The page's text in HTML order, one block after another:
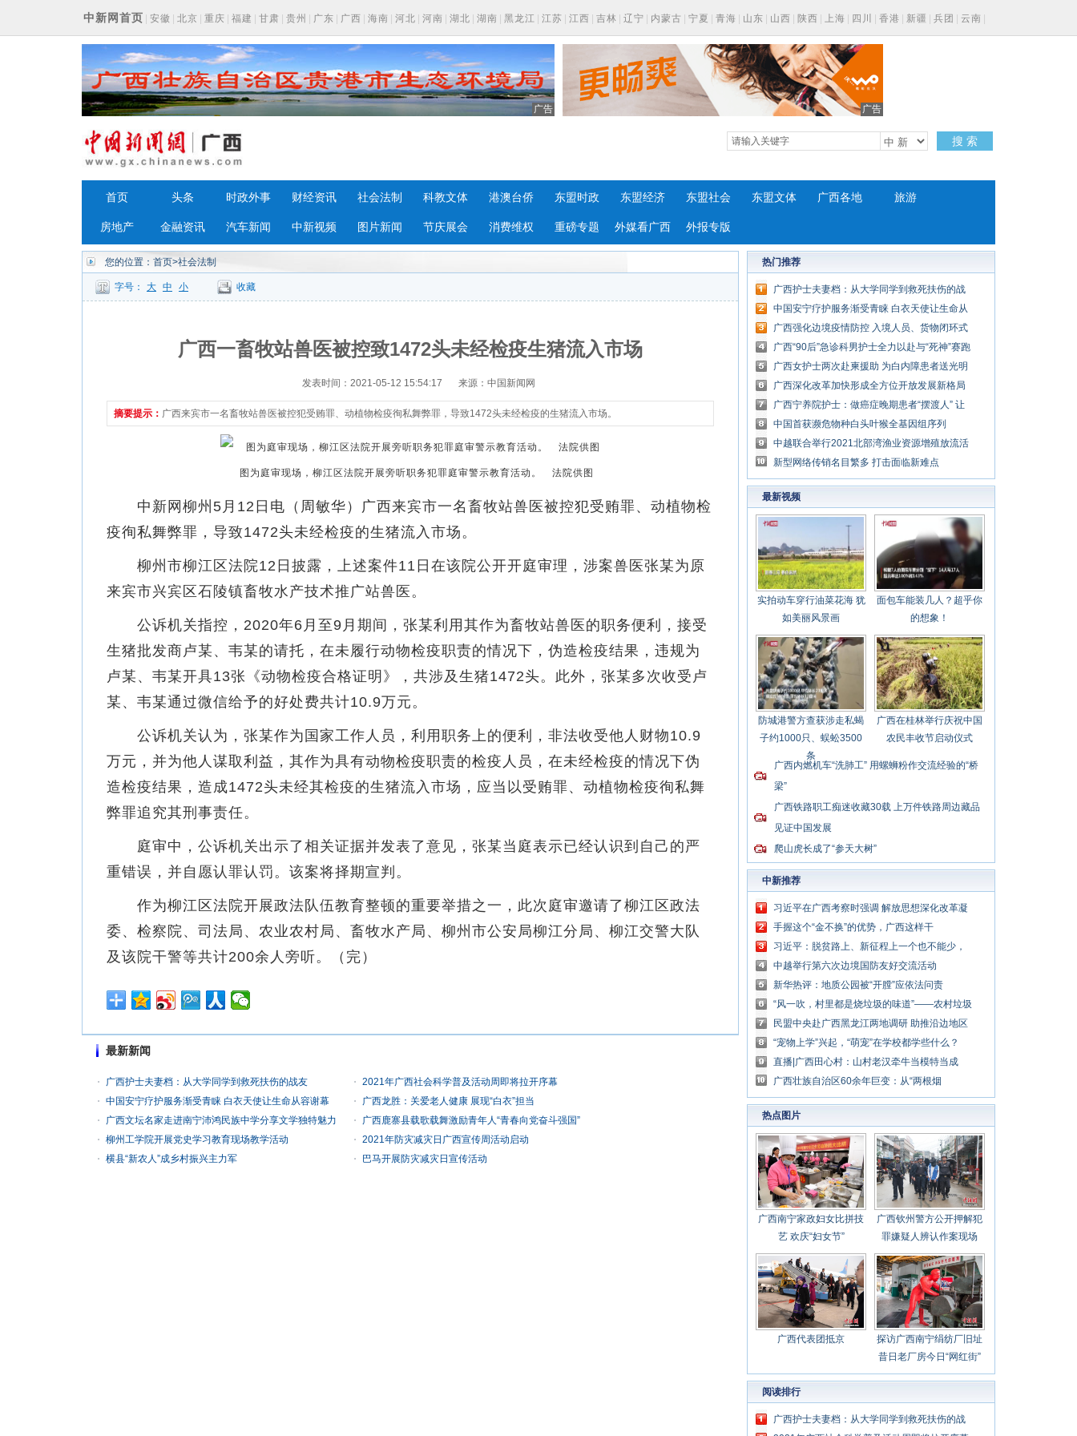
中新网首页 安徽 北京 重庆 福建 甘肃 贵州 广东 广西 海南 河北 河南 湖北 湖南 黑龙江 江苏 江西 吉林 辽宁 内蒙古 宁夏 青海 山东 山西 陕西 上海 四川 香港 新疆 兵团 云南
广告 广告
搜 索
首页 头条 时政外事 财经资讯 社会法制 科教文体 港澳台侨 东盟时政 东盟经济 东盟社会 东盟文体 广西各地 旅游
房地产 金融资讯 汽车新闻 中新视频 图片新闻 节庆展会 消费维权 重磅专题 外媒看广西 外报专版
您的位置： 首页>社会法制
字号： 大 中 小 收藏
广西一畜牧站兽医被控致1472头未经检疫生猪流入市场
发表时间：2021-05-12 15:54:17 来源：中国新闻网
摘要提示： 广西来宾市一名畜牧站兽医被控犯受贿罪、动植物检疫徇私舞弊罪，导致1472头未经检疫的生猪流入市场。
图为庭审现场，柳江区法院开展旁听职务犯罪庭审警示教育活动。 法院供图
中新网柳州5月12日电（周敏华）广西来宾市一名畜牧站兽医被控犯受贿罪、动植物检
疫徇私舞弊罪，导致1472头未经检疫的生猪流入市场。
柳州市柳江区法院12日披露，上述案件11日在该院公开开庭审理，涉案兽医张某为原
来宾市兴宾区石陵镇畜牧水产技术推广站兽医。
公诉机关指控，2020年6月至9月期间，张某利用其作为畜牧站兽医的职务便利，接受
生猪批发商卢某、韦某的请托，在未履行动物检疫职责的情况下，伪造检疫结果，违规为
卢某、韦某开具13张《动物检疫合格证明》，共涉及生猪1472头。此外，张某多次收受卢
某、韦某通过微信给予的好处费共计10.9万元。
公诉机关认为，张某作为国家工作人员，利用职务上的便利，非法收受他人财物10.9
万元，并为他人谋取利益，其作为具有动物检疫职责的检疫人员，在未经检疫的情况下伪
造检疫结果，造成1472头未经其检疫的生猪流入市场，应当以受贿罪、动植物检疫徇私舞
弊罪追究其刑事责任。
庭审中，公诉机关出示了相关证据并发表了意见，张某当庭表示已经认识到自己的严
重错误，并自愿认罪认罚。该案将择期宣判。
作为柳江区法院开展政法队伍教育整顿的重要举措之一，此次庭审邀请了柳江区政法
委、检察院、司法局、农业农村局、畜牧水产局、柳州市公安局柳江分局、柳江交警大队
及该院干警等共计200余人旁听。（完）
最新新闻
广西护士夫妻档：从大学同学到救死扶伤的战友
2021年广西社会科学普及活动周即将拉开序幕
中国安宁疗护服务渐受青睐 白衣天使让生命从容谢幕
广西龙胜：关爱老人健康 展现“白衣”担当
广西文坛名家走进南宁沛鸿民族中学分享文学独特魅力
广西鹿寨县载歌载舞激励青年人“青春向党奋斗强国”
柳州工学院开展党史学习教育现场教学活动
2021年防灾减灾日广西宣传周活动启动
横县“新农人”成乡村振兴主力军
巴马开展防灾减灾日宣传活动
热门推荐
广西护士夫妻档：从大学同学到救死扶伤的战
友
中国安宁疗护服务渐受青睐 白衣天使让生命从
容谢幕
广西强化边境疫情防控 入境人员、货物闭环式
管理
广西“90后”急诊科男护士全力以赴与“死神”赛跑
广西女护士两次赴柬援助 为白内障患者送光明
广西深化改革加快形成全方位开放发展新格局
广西宁养院护士：做癌症晚期患者“摆渡人” 让
生死两相安
中国首获濒危物种白头叶猴全基因组序列
中越联合举行2021北部湾渔业资源增殖放流活
动
新型网络传销名目繁多 打击面临新难点
最新视频
实拍动车穿行油菜花海 犹
如美丽风景画
面包车能装几人？超乎你
的想象！
防城港警方查获涉走私蝎
子约1000只、蜈蚣3500
条
广西在桂林举行庆祝中国
农民丰收节启动仪式
广西内燃机车“洗肺工” 用螺蛳粉作交流经验的“桥
梁”
广西铁路职工痴迷收藏30载 上万件铁路周边藏品
见证中国发展
爬山虎长成了“参天大树”
中新推荐
习近平在广西考察时强调 解放思想深化改革凝
心聚力担当实干 建设新时代中国特色社会主义
壮美
手握这个“金不换”的优势，广西这样干
习近平：脱贫路上、新征程上一个也不能少，
中国共产党说话算数
中越举行第六次边境国防友好交流活动
新华热评：地质公园被“开膛”应依法问责
“风一吹，村里都是烧垃圾的味道”——农村垃圾
处理谁来管？
民盟中央赴广西黑龙江两地调研 助推沿边地区
加快布局发展
“宠物上学”兴起，“萌宠”在学校都学些什么？
直播|广西田心村：山村老汉牵牛当模特当成
了“网红”
广西壮族自治区60余年巨变：从“两根烟
囱”到“广西制造”走向东盟
热点图片
广西南宁家政妇女比拼技
艺 欢庆“妇女节”
广西钦州警方公开押解犯
罪嫌疑人辨认作案现场
广西代表团抵京
探访广西南宁绢纺厂旧址
昔日老厂房今日“网红街”
阅读排行
广西护士夫妻档：从大学同学到救死扶伤的战